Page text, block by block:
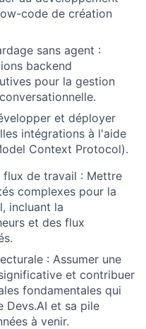
code de création
sans agent :
backend
pour la gestion
et déployer
intégrations à l'aide
Context Protocol).
flux de travail : Mettre
complexes pour la
incluant la
et des flux
: Assumer une
et contribuer
fondamentales qui
Devs.AI et sa pile
à venir.